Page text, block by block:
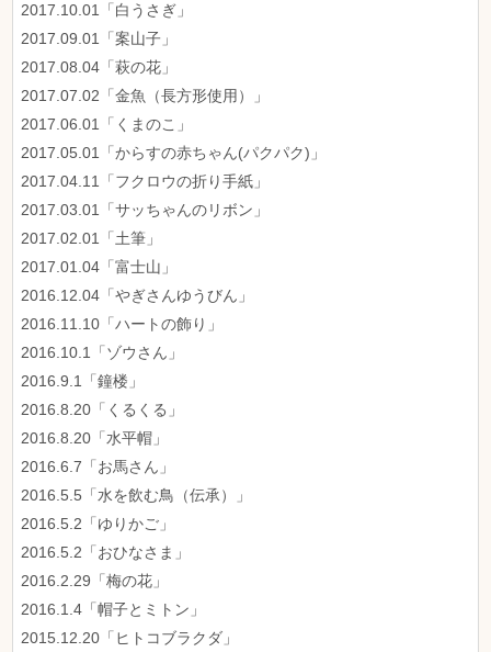
2017.10.01「白うさぎ」
2017.09.01「案山子」
2017.08.04「萩の花」
2017.07.02「金魚（長方形使用）」
2017.06.01「くまのこ」
2017.05.01「からすの赤ちゃん(パクパク)」
2017.04.11「フクロウの折り手紙」
2017.03.01「サッちゃんのリボン」
2017.02.01「土筆」
2017.01.04「富士山」
2016.12.04「やぎさんゆうびん」
2016.11.10「ハートの飾り」
2016.10.1「ゾウさん」
2016.9.1「鐘楼」
2016.8.20「くるくる」
2016.8.20「水平帽」
2016.6.7「お馬さん」
2016.5.5「水を飲む鳥（伝承）」
2016.5.2「ゆりかご」
2016.5.2「おひなさま」
2016.2.29「梅の花」
2016.1.4「帽子とミトン」
2015.12.20「ヒトコブラクダ」